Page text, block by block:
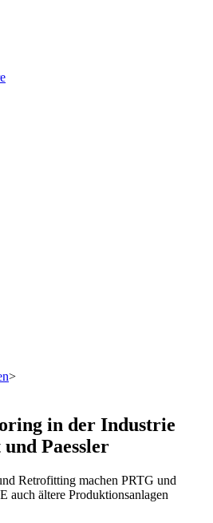
>
in der Industrie
Paessler
Retrofitting machen PRTG und
ältere Produktionsanlagen